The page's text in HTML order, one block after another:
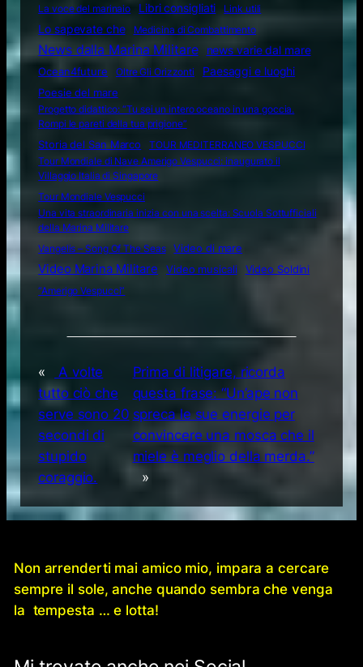
La voce del marinaio
Libri consigliati Link utili
Lo sapevate che Medicina di Combattimento
News dalla Marina Militare
news varie dal mare
Ocean4future
Oltre Gli Orizzonti
Paesaggi e luoghi
Poesie del mare
Progetto didattico: “Tu sei un intero oceano in una goccia.
Rompi le pareti della tua prigione”
Storia del San Marco
TOUR MEDITERRANEO VESPUCCI
Tour Mondiale di Nave Amerigo Vespucci: inaugurato il
Villaggio Italia di Singapore
Tour Mondiale Vespucci
Una vita straordinaria inizia con una scelta: Scuola Sottufficiali
della Marina Militare
Vangelis – Song Of The Seas
Video di mare
Video Marina Militare Video musicali
Video Soldini
“Amerigo Vespucci”
«
A volte
tutto ciò che
serve sono 20
secondi di
stupido
coraggio.
Prima di litigare, ricorda
questa frase: “Un’ape non
spreca le sue energie per
convincere una mosca che il
miele è meglio della merda.”
»
Non arrenderti mai amico mio, impara a cercare
sempre il sole, anche quando sembra che venga
la tempesta … e lotta!